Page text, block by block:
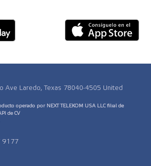
Ave Laredo, Texas 78040-4505 United
operado por NEXT TELEKOM USA LLC filial de
de CV
9177